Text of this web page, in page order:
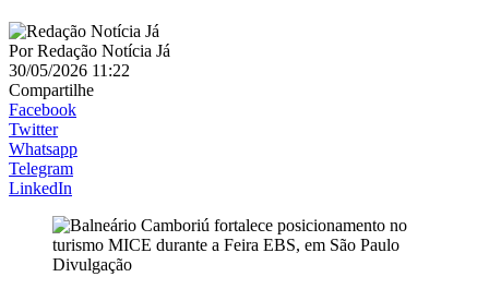
PorRedação Notícia Já
30/05/2026 11:22
Compartilhe
Facebook
Twitter
Whatsapp
Telegram
LinkedIn
Divulgação